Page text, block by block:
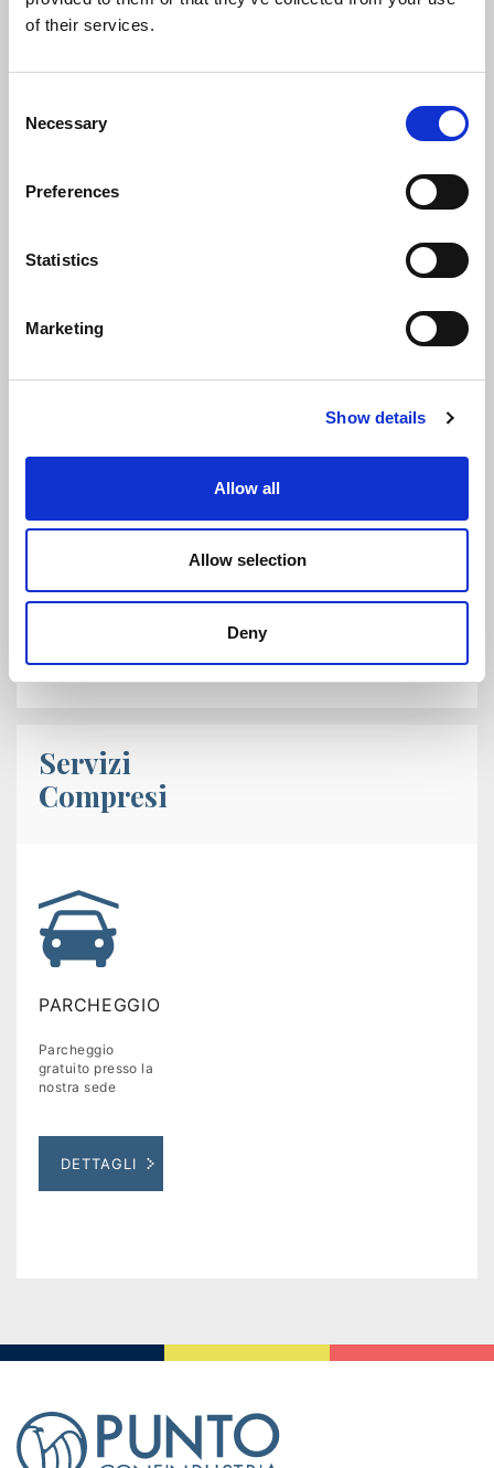
of their services.
Selection
Necessary
Preferences
Statistics
Marketing
Show details
Allow all
Allow selection
Deny
del 10% dalla seconda iscrizione in poi a valere
sullo stesso corso.
Servizi
Compresi
PARCHEGGIO
Parcheggio
gratuito presso la
nostra sede
DETTAGLI